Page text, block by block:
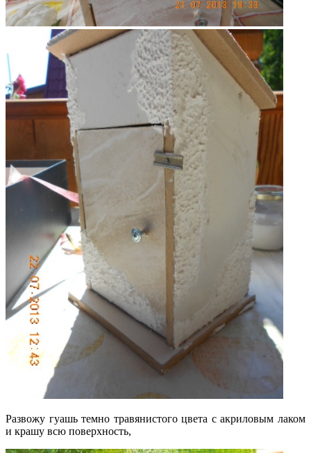
Развожу гуашь темно травянистого цвета с акриловым лаком
и крашу всю поверхность,